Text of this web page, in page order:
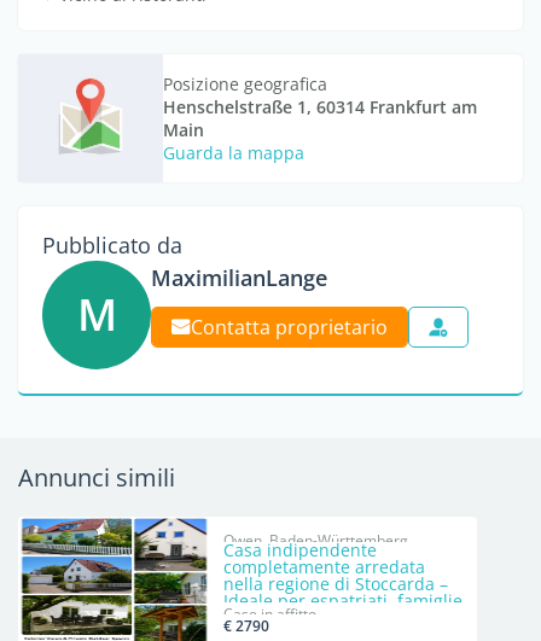
Posizione geografica
Henschelstraße 1, 60314 Frankfurt am
Main
Guarda la mappa
Pubblicato da
M
MaximilianLange
Contatta proprietario
Annunci simili
Owen, Baden-Württemberg
Casa indipendente
completamente arredata
nella regione di Stoccarda –
Ideale per espatriati, famiglie
e soggiorni aziendali. Breve
descrizione.
Case in affitto
€ 2790